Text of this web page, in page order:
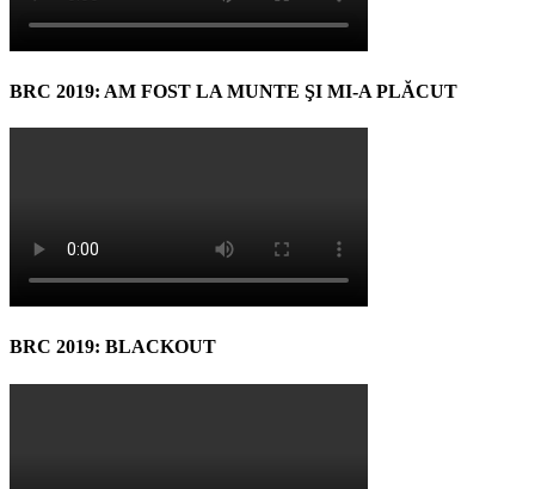
BRC 2019: AM FOST LA MUNTE ŞI MI-A PLĂCUT
BRC 2019: BLACKOUT